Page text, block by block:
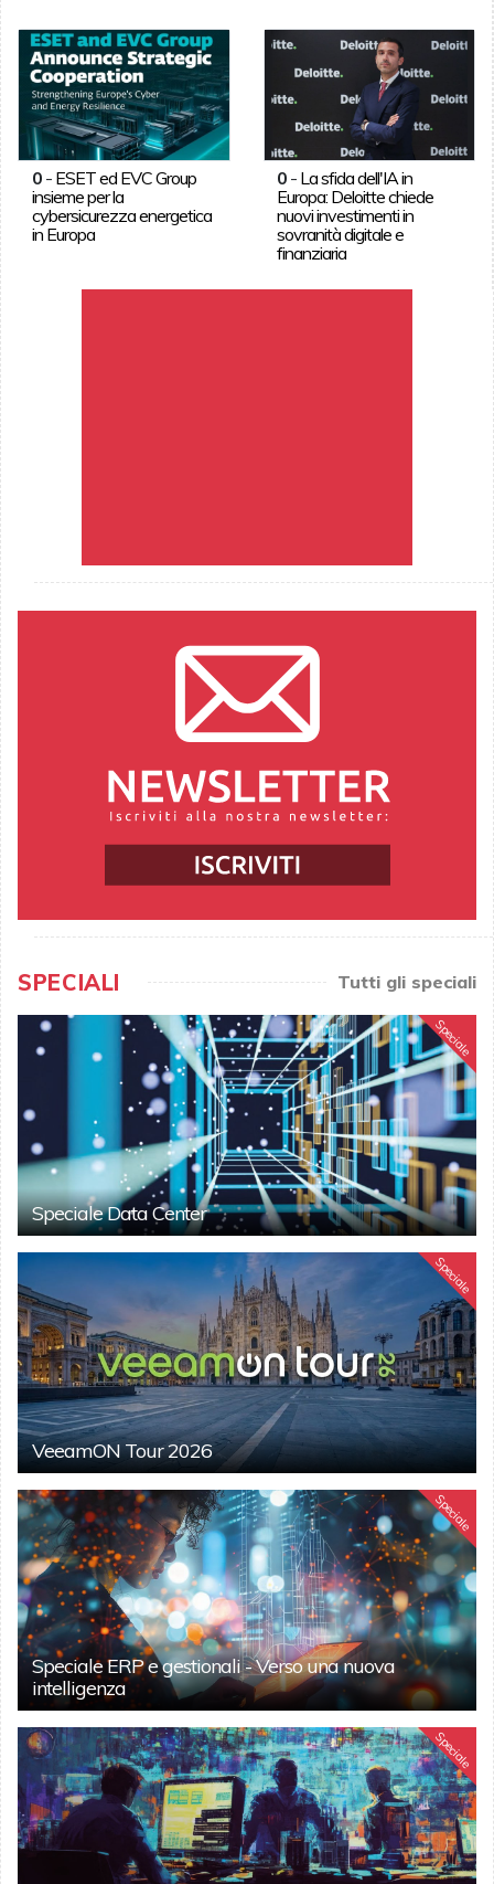
0- ESET ed EVC Group
insieme per la
cybersicurezza energetica
in Europa
0 - La sfida dell'IA in
Europa: Deloitte chiede
nuovi investimenti in
sovranità digitale e
finanziaria
SPECIALI Tutti gli speciali
Speciale
Speciale Data Center
Speciale
VeeamON Tour 2026
Speciale
Speciale ERP e gestionali - Verso una nuova
intelligenza
Speciale